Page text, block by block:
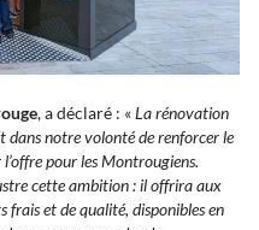
, a déclaré : «La rénovation
dans notre volonté de renforcer le
pour les Montrougiens.
cette ambition : il offrira aux
frais et de qualité, disponibles en